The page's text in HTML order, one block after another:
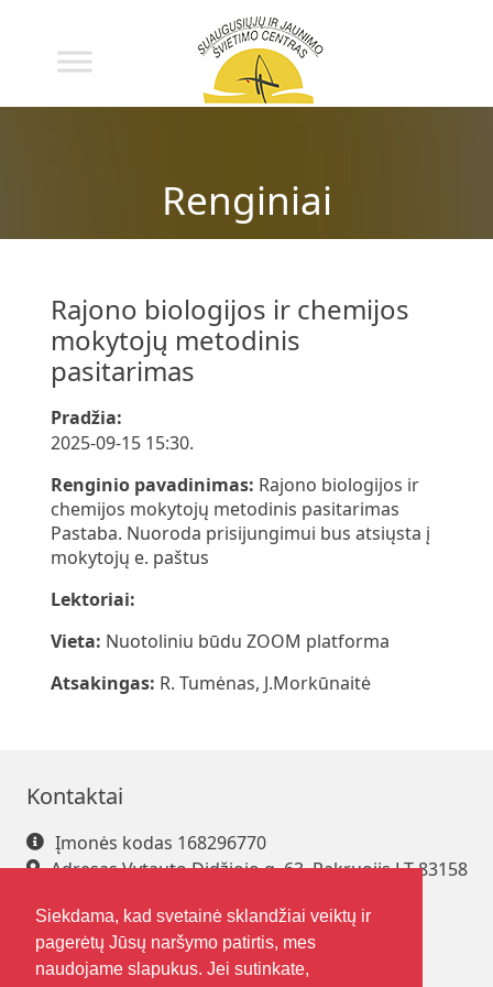
Renginiai
Rajono biologijos ir chemijos
mokytojų metodinis
pasitarimas
Pradžia:
2025-09-15 15:30.
Renginio pavadinimas: Rajono biologijos ir
chemijos mokytojų metodinis pasitarimas
Pastaba. Nuoroda prisijungimui bus atsiųsta į
mokytojų e. paštus
Lektoriai:
Vieta: Nuotoliniu būdu ZOOM platforma
Atsakingas: R. Tumėnas, J.Morkūnaitė
Kontaktai
Įmonės kodas 168296770
Adresas Vytauto Didžiojo g. 63, Pakruojis LT-83158
El. paštaspakrsjc@gmail.com
Siekdama, kad svetainė sklandžiai veiktų ir
pagerėtų Jūsų naršymo patirtis, mes
naudojame slapukus. Jei sutinkate,